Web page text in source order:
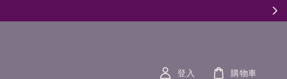
登入 購物車